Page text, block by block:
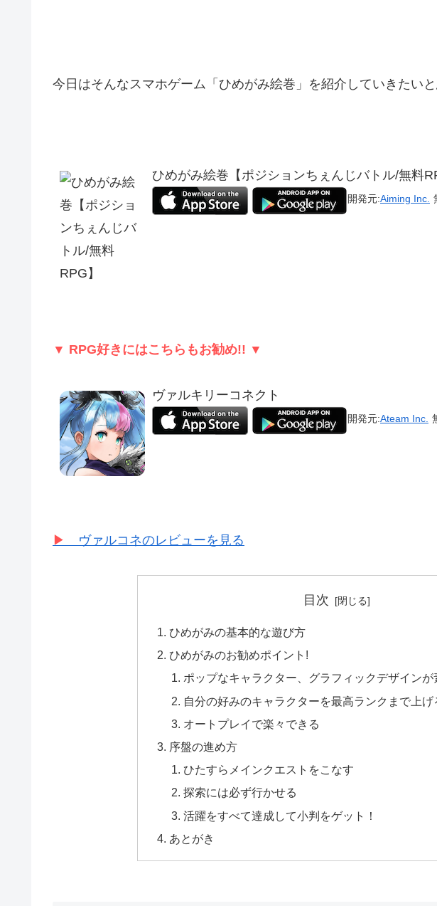
今日はそんなスマホゲーム「ひめがみ絵巻」を紹介していきたいと
ひめがみ絵巻【ポジションちぇんじバトル/無料
開発元:Aiming Inc.
▼ RPG好きにはこちらもお勧め!! ▼
ヴァルキリーコネクト
開発元:Ateam Inc.
▶︎ ヴァルコネのレビューを見る
目次
ひめがみの基本的な遊び方
ひめがみのお勧めポイント!
ポップなキャラクター、グラフィックデザインが
自分の好みのキャラクターを最高ランクまで上げ
オートプレイで楽々できる
序盤の進め方
ひたすらメインクエストをこなす
探索には必ず行かせる
活躍をすべて達成して小判をゲット！
あとがき